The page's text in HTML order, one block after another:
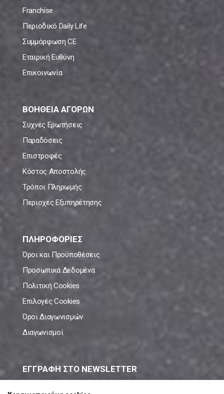
Franchise
Περιοδικό Daily Life
Συμμόρφωση CE
Εταιρική Ευθύνη
Επικοινωνία
ΒΟΗΘΕΙΑ ΑΓΟΡΩΝ
Συχνές Ερωτήσεις
Παραδόσεις
Επιστροφές
Κόστος Αποστολής
Τρόποι Πληρωμής
Περιοχές Εξυπηρέτησης
ΠΛΗΡΟΦΟΡΙΕΣ
Όροι και Προϋποθέσεις
Προσωπικά Δεδομένα
Πολιτική Cookies
Επιλογές Cookies
Όροι Διαγωνισμών
Διαγωνισμοί
ΕΓΓΡΑΦΗ ΣΤΟ NEWSLETTER